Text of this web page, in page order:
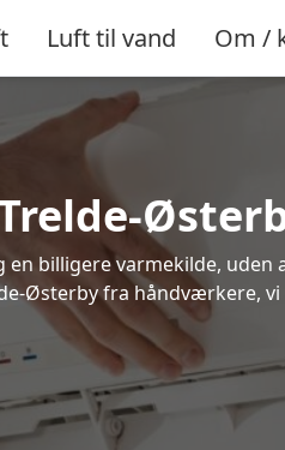
Luft til vand Om /
billigere varmekilde, uden
Østerby fra håndværkere, vi